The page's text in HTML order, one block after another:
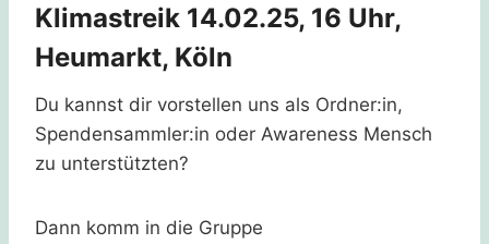
Klimastreik 14.02.25, 16 Uhr,
Heumarkt, Köln
Du kannst dir vorstellen uns als Ordner:in,
Spendensammler:in oder Awareness Mensch
zu unterstützten?
Dann komm in die Gruppe